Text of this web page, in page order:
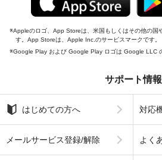
Appleのロゴ、App Storeは、米国もしくはその他の国
す。App Storeは、Apple Inc.のサービスマークです。
Google Play および Google Play ロゴは Google LLC
サポート情報
はじめての方へ 対応
メールサービス登録/解除 よく